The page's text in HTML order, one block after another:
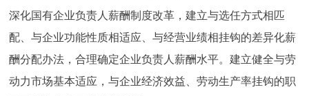
深化国有企业负责人薪酬制度改革，建立与选任方式相匹
配、与企业功能性质相适应、与经营业绩相挂钩的差异化薪
酬分配办法，合理确定企业负责人薪酬水平。建立健全与劳
动力市场基本适应，与企业经济效益、劳动生产率挂钩的职